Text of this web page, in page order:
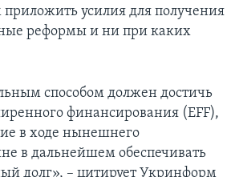
усилия для получения
реформы и ни при каких
способом должен достичь
финансирования (EFF),
в ходе нынешнего
в дальнейшем обеспечивать
долг», – цитирует Укринформ